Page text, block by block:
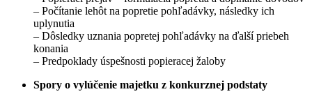
– Počítanie lehôt na popretie pohľadávky, následky ich
uplynutia
– Dôsledky uznania popretej pohľadávky na ďalší priebeh
konania
– Predpoklady úspešnosti popieracej žaloby
Spory o vylúčenie majetku z konkurznej podstaty